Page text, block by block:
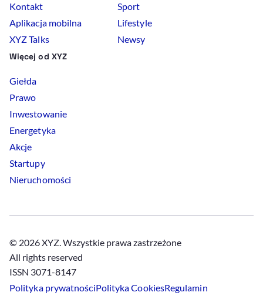
Kontakt
Aplikacja mobilna
XYZ Talks
Sport
Lifestyle
Newsy
Więcej od XYZ
Giełda
Prawo
Inwestowanie
Energetyka
Akcje
Startupy
Nieruchomości
© 2026 XYZ. Wszystkie prawa zastrzeżone
All rights reserved
ISSN 3071-8147
Polityka prywatnościPolitykaCookiesRegulamin